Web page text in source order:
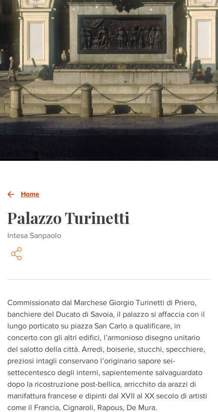
Home
Palazzo Turinetti
Intesa Sanpaolo
Commissionato dal Marchese Giorgio Turinetti di Priero,
banchiere del Ducato di Savoia, il palazzo si affaccia con il
lungo porticato su piazza San Carlo a qualificare, in
concerto con gli altri edifici, l’armonioso disegno unitario
del salotto della città. Arredi, boiserie, stucchi, specchiere,
preziosi intagli conservano l’originario sapore sei-
settecentesco degli interni, sapientemente salvaguardato
dopo la ricostruzione post-bellica, arricchito da arazzi di
manifattura francese e dipinti dal XVII al XX secolo di artisti
come il Francia, Cignaroli, Rapous, De Mura.